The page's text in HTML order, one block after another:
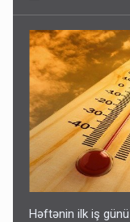
Həftənin ilk iş